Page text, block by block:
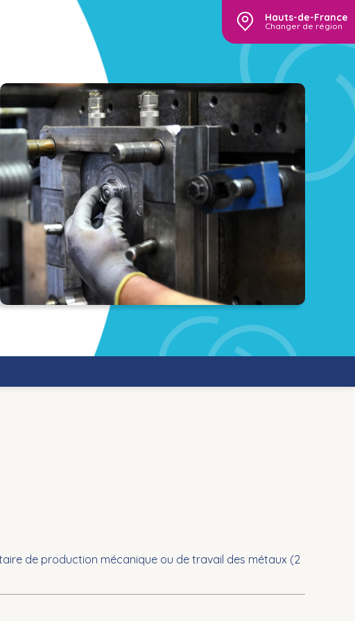
Hauts-de-France
Changer de région
de production mécanique ou de travail des métaux (2